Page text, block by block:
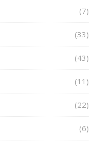
(7)
(33)
(43)
(11)
(22)
(6)